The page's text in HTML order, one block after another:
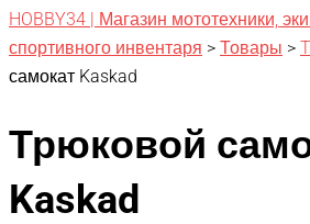
HOBBY34 | Магазин мототехники,
спортивного инвентаря > Товары >
самокат Kaskad
Трюковой
Kaskad